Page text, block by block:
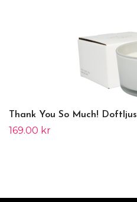
Thank You So Much! Doftljus
169.00 kr